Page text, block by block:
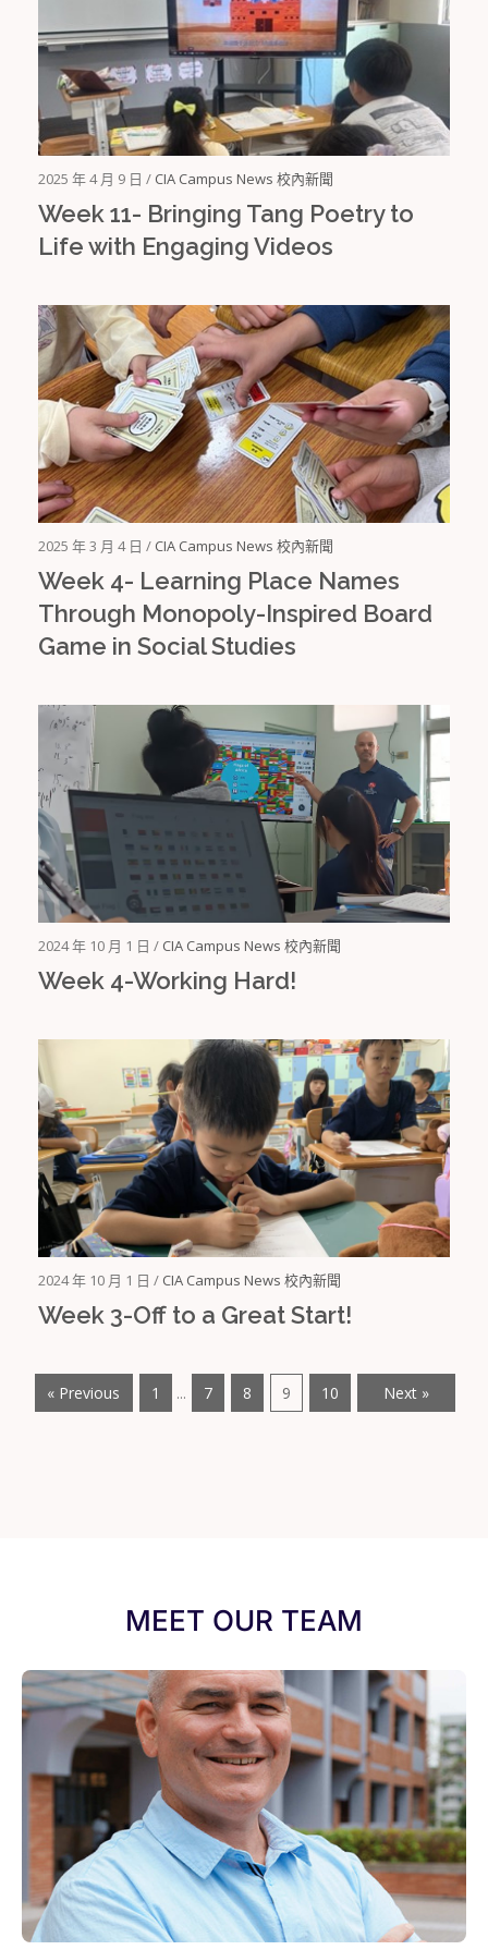
2025 年 4 月 9 日 / CIA Campus News 校內新聞
Week 11- Bringing Tang Poetry to
Life with Engaging Videos
2025 年 3 月 4 日 / CIA Campus News 校內新聞
Week 4- Learning Place Names
Through Monopoly-Inspired Board
Game in Social Studies
2024 年 10 月 1 日 / CIA Campus News 校內新聞
Week 4-Working Hard!
2024 年 10 月 1 日 / CIA Campus News 校內新聞
Week 3-Off to a Great Start!
« Previous 1 ... 7 8 9 10 Next »
MEET OUR TEAM